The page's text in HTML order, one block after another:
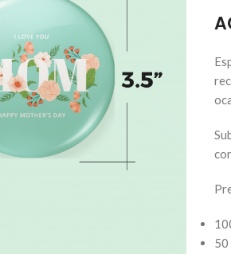
50